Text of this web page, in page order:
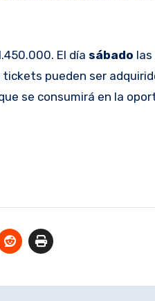
El día sábado
pueden ser
se consumirá en la